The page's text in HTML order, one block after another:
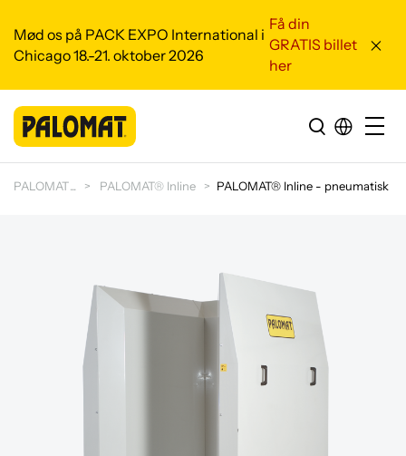
Mød os på PACK EXPO International i
Chicago 18.-21. oktober 2026
Få din
GRATIS billet
her
PALOMAT PALOMAT® Inline PALOMAT® Inline - pneumatisk